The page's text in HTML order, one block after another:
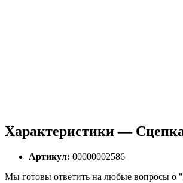
Характеристики —
Артикул: 00000002586
Мы готовы ответить на любые вопросы о "